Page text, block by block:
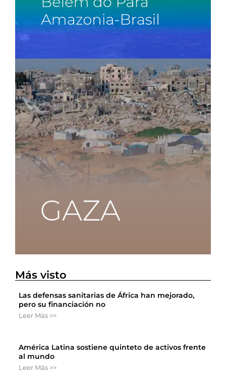
Más visto
Las defensas sanitarias de África han mejorado,
pero su financiación no
Leer Más >>
América Latina sostiene quinteto de activos frente
al mundo
Leer Más >>